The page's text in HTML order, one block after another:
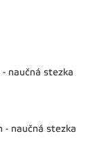
naučná stezka
- naučná stezka